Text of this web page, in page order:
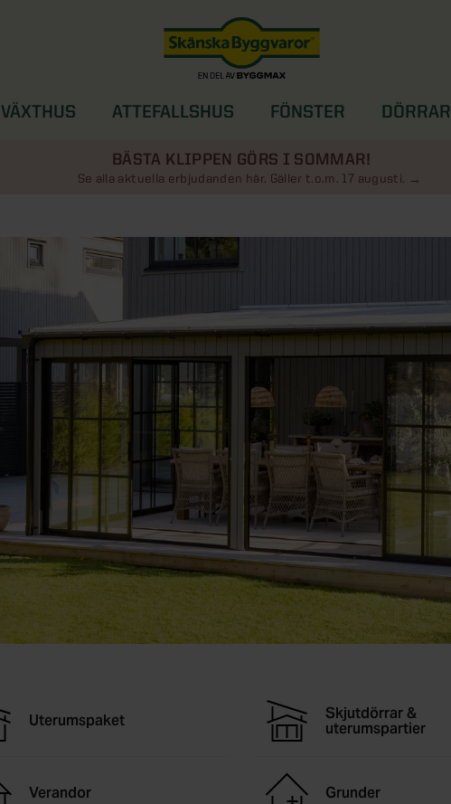
VÄXTHUS ATTEFALLSHUS FÖNSTER DÖRRAR
BÄSTA KLIPPEN GÖRS I SOMMAR!
Se alla aktuella erbjudanden här. Gäller t.o.m. 17 augusti.
Uterumspaket
Skjutdörrar &
uterumspartier
Verandor Grunder